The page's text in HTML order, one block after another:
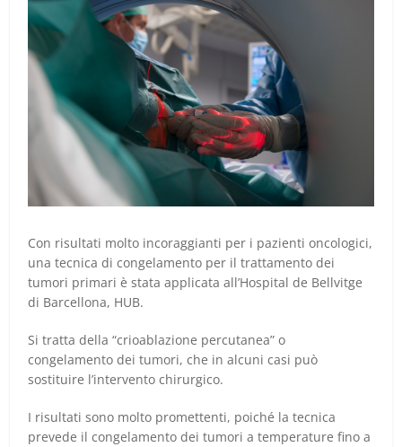
Con risultati molto incoraggianti per i pazienti oncologici,
una tecnica di congelamento per il trattamento dei
tumori primari è stata applicata all’Hospital de Bellvitge
di Barcellona, HUB.
Si tratta della “crioablazione percutanea” o
congelamento dei tumori, che in alcuni casi può
sostituire l’intervento chirurgico.
I risultati sono molto promettenti, poiché la tecnica
prevede il congelamento dei tumori a temperature fino a